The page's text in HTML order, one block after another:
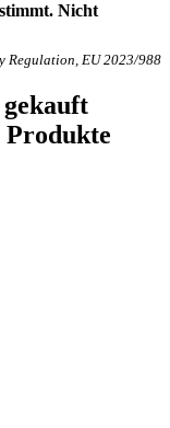
Nicht
Regulation, EU 2023/988
Produkte